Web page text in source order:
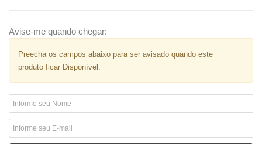
Avise-me quando chegar:
Preecha os campos abaixo para ser avisado quando este
produto ficar Disponível.